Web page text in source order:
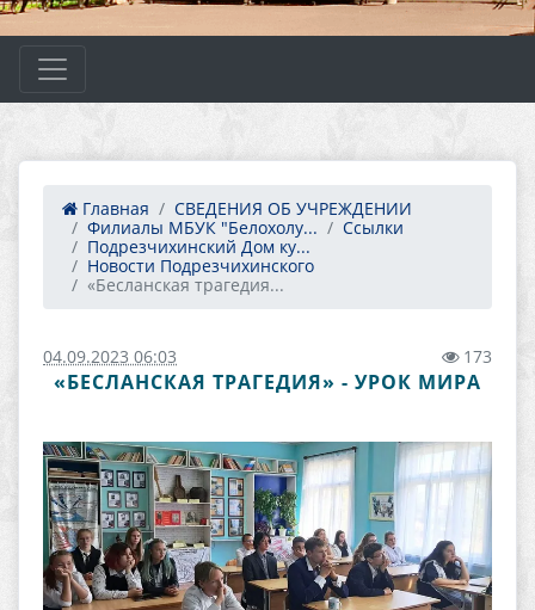
Главная
СВЕДЕНИЯ ОБ УЧРЕЖДЕНИИ
Филиалы МБУК "Белохолу...
Ссылки
Подрезчихинский Дом ку...
Новости Подрезчихинского
«Бесланская трагедия...
04.09.2023 06:03 173
«БЕСЛАНСКАЯ ТРАГЕДИЯ» - УРОК МИРА